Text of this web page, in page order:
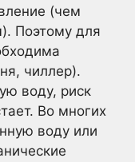
(чем
Поэтому для
чиллер).
воду, риск
Во многих
воду или